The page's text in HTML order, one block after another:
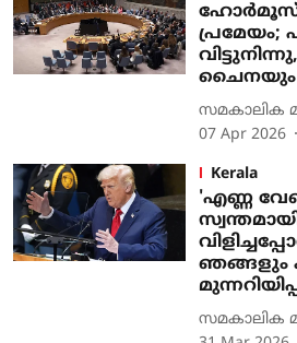
ഹോര്‍മൂസ്
പ്രമേയം;
ചൈനയും
സമകാലിക
07 Apr 2026
Kerala
'എണ്ണ
ഞങ്ങളും
സമകാലിക